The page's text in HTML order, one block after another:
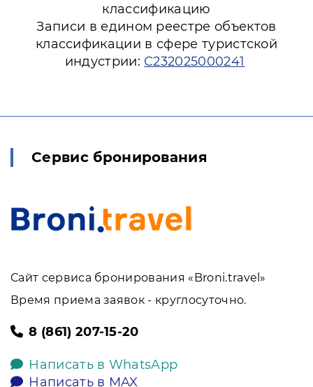
классификацию
Записи в едином реестре объектов
классификации в сфере туристской
индустрии: С232025000241
Сервис бронирования
Сайт сервиса бронирования «Broni.travel»
Время приема заявок - круглосуточно.
8 (861) 207-15-20
Написать в WhatsApp
Написать в MAX